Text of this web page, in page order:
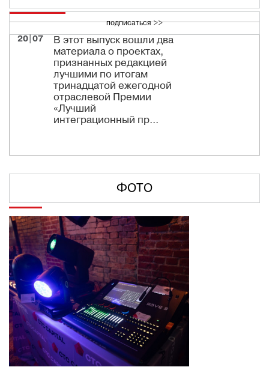
подписаться >>
20|07
В этот выпуск вошли два
материала о проектах,
признанных редакцией
лучшими по итогам
тринадцатой ежегодной
отраслевой Премии
«Лучший
интеграционный пр...
ФОТО